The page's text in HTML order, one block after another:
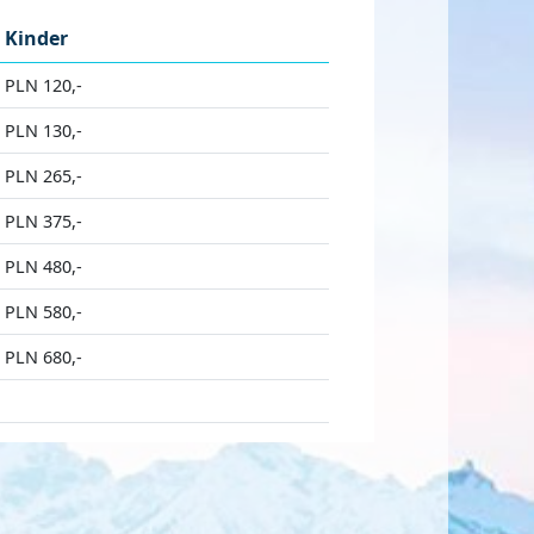
Kinder
PLN 120,-
PLN 130,-
PLN 265,-
PLN 375,-
PLN 480,-
PLN 580,-
PLN 680,-